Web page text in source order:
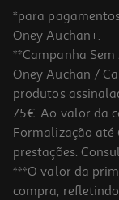
Ventoinha De Pé
25.99 €/un
*para
Oney Auchan+.
**Campanha
Oney Auchan /
produtos
75€. Ao valor da
Formalização até
prestações.
***O valor da
compra,